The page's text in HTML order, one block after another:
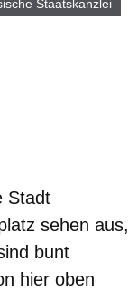
Staatskanzlei
Stadt
sehen aus,
bunt
hier oben